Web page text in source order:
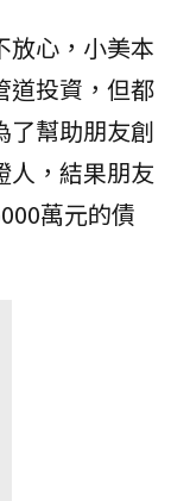
放心，小美本
道投資，但都
了幫助朋友創
人，結果朋友
萬元的債